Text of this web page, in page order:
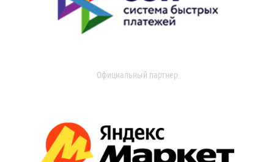
Официальный партнер